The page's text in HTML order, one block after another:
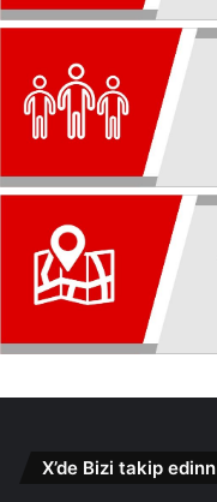
X’de Bizi takip edinn